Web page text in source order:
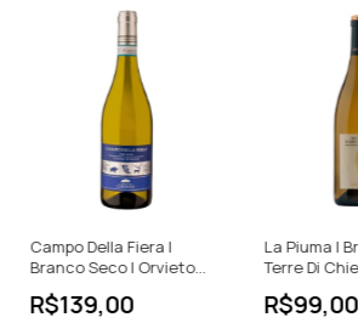
Campo Della Fiera |
Branco Seco | Orvieto
DOC | Itália | 750ml
R$139,00
La Piuma |
Terre Di
750ml
R$99,00